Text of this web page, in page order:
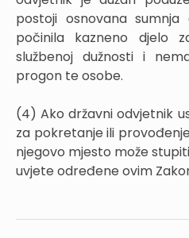
postoji osnovana
počinila kazneno djelo
službenoj dužnosti i
progon te osobe.
(4) Ako državni odvjetnik
za pokretanje ili
njegovo mjesto može
uvjete određene ovim